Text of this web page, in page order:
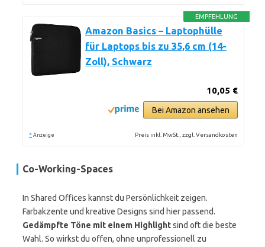
EMPFEHLUNG
Amazon Basics – Laptophülle
für Laptops bis zu 35,6 cm (14-
Zoll), Schwarz
10,05 €
Bei Amazon ansehen
* Anzeige Preis inkl. MwSt., zzgl. Versandkosten
Co-Working-Spaces
In Shared Offices kannst du Persönlichkeit zeigen.
Farbakzente und kreative Designs sind hier passend.
Gedämpfte Töne mit einem Highlightsind oft die beste
Wahl. So wirkst du offen, ohne unprofessionell zu